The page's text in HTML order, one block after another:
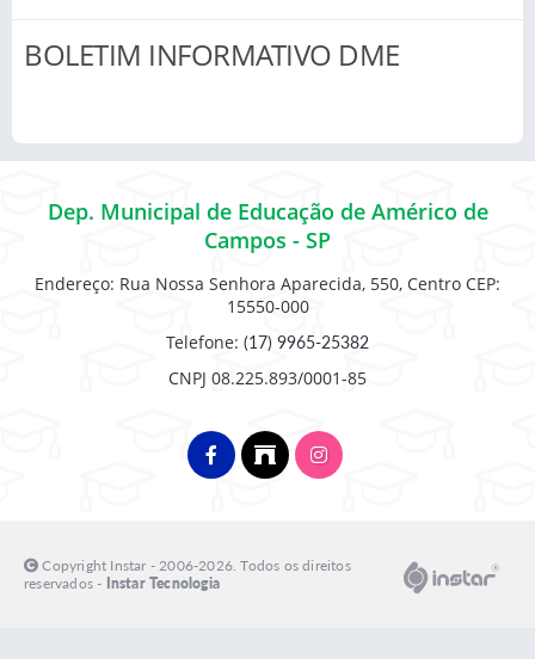
BOLETIM INFORMATIVO DME
Dep. Municipal de Educação de Américo de
Campos - SP
Endereço: Rua Nossa Senhora Aparecida, 550, Centro CEP:
15550-000
Telefone: (17) 9965-25382
CNPJ 08.225.893/0001-85
Copyright Instar - 2006-2026. Todos os direitos
reservados - Instar Tecnologia